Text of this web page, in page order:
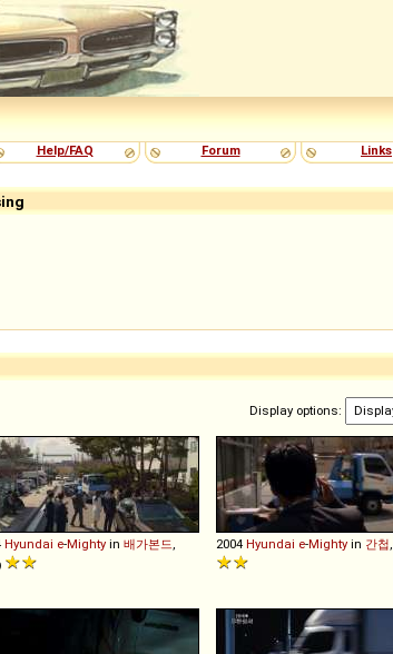
Help/FAQ Forum Links
Display options:
Hyundai e-Mighty in 배가본드 2004 Hyundai e-Mighty in 간첩